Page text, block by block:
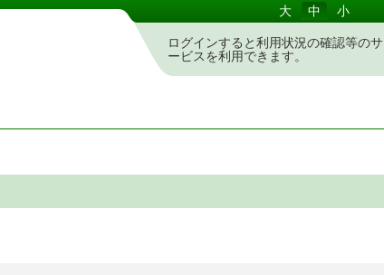
大 中 小
ログインすると利用状況の確認等のサ
ービスを利用できます。